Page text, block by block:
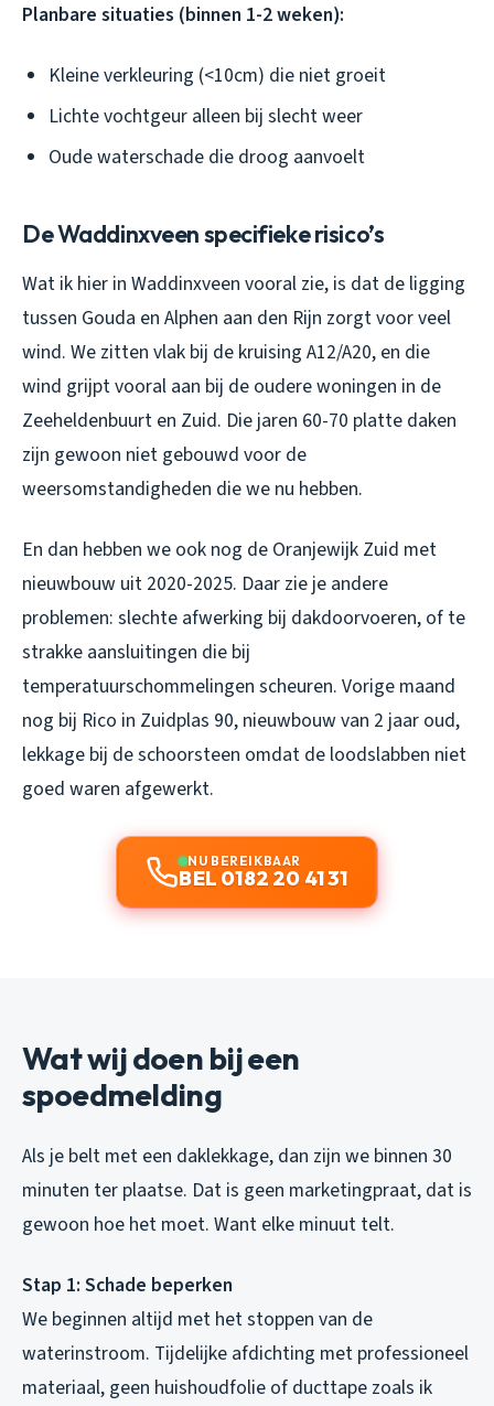
Planbare situaties (binnen 1-2 weken):
Kleine verkleuring (<10cm) die niet groeit
Lichte vochtgeur alleen bij slecht weer
Oude waterschade die droog aanvoelt
De Waddinxveen specifieke risico’s
Wat ik hier in Waddinxveen vooral zie, is dat de ligging
tussen Gouda en Alphen aan den Rijn zorgt voor veel
wind. We zitten vlak bij de kruising A12/A20, en die
wind grijpt vooral aan bij de oudere woningen in de
Zeeheldenbuurt en Zuid. Die jaren 60-70 platte daken
zijn gewoon niet gebouwd voor de
weersomstandigheden die we nu hebben.
En dan hebben we ook nog de Oranjewijk Zuid met
nieuwbouw uit 2020-2025. Daar zie je andere
problemen: slechte afwerking bij dakdoorvoeren, of te
strakke aansluitingen die bij
temperatuurschommelingen scheuren. Vorige maand
nog bij Rico in Zuidplas 90, nieuwbouw van 2 jaar oud,
lekkage bij de schoorsteen omdat de loodslabben niet
goed waren afgewerkt.
NU BEREIKBAAR
BEL 0182 20 41 31
Wat wij doen bij een
spoedmelding
Als je belt met een daklekkage, dan zijn we binnen 30
minuten ter plaatse. Dat is geen marketingpraat, dat is
gewoon hoe het moet. Want elke minuut telt.
Stap 1: Schade beperken
We beginnen altijd met het stoppen van de
waterinstroom. Tijdelijke afdichting met professioneel
materiaal, geen huishoudfolie of ducttape zoals ik